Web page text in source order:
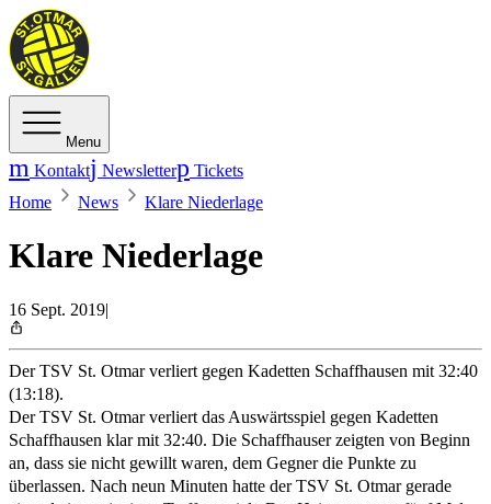
Menu
Kontakt Newsletter
Tickets
Home
News Klare Niederlage
Klare Niederlage
16 Sept. 2019|
Der TSV St. Otmar verliert gegen Kadetten Schaffhausen mit 32:40
(13:18).
Der TSV St. Otmar verliert das Auswärtsspiel gegen Kadetten
Schaffhausen klar mit 32:40. Die Schaffhauser zeigten von Beginn
an, dass sie nicht gewillt waren, dem Gegner die Punkte zu
überlassen. Nach neun Minuten hatte der TSV St. Otmar gerade